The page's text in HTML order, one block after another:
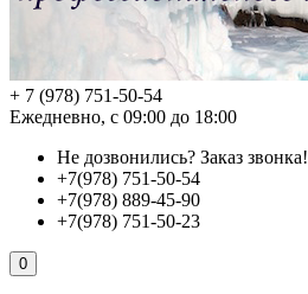
+ 7 (978) 751-50-54
Ежедневно, с 09:00 до 18:00
Не дозвонились? Заказ звонка!
+7(978) 751-50-54
+7(978) 889-45-90
+7(978) 751-50-23
0